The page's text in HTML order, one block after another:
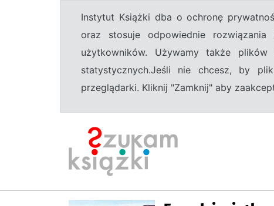
Instytut Książki dba o ochronę
oraz stosuje odpowiednie
użytkowników. Używamy także
statystycznych.Jeśli nie chcesz, by
przeglądarki. Kliknij "Zamknij" aby